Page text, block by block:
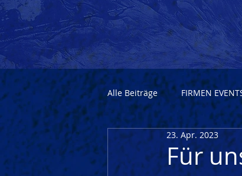
Alle Beiträge FIRMEN
Für
23. Apr. 2023